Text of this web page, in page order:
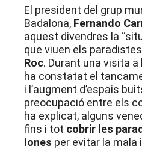
El president del grup
Badalona, Fernando
aquest divendres la
que viuen els
Roc. Durant una visita a
ha constatat el
i l’augment d’espais
preocupació entre els
ha explicat, alguns
fins i tot cobrir les
lones per evitar la mala